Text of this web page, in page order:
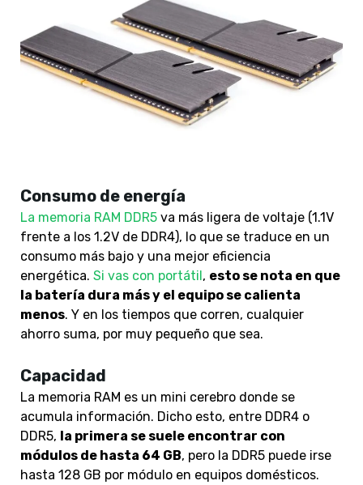
Consumo de energía
La memoria RAM DDR5 va más ligera de voltaje (1.1V
frente a los 1.2V de DDR4), lo que se traduce en un
consumo más bajo y una mejor eficiencia
energética. Si vas con portátil, esto se nota en que
la batería dura más y el equipo se calienta
menos. Y en los tiempos que corren, cualquier
ahorro suma, por muy pequeño que sea.
Capacidad
La memoria RAM es un mini cerebro donde se
acumula información. Dicho esto, entre DDR4 o
DDR5, la primera se suele encontrar con
módulos de hasta 64 GB, pero la DDR5 puede irse
hasta 128 GB por módulo en equipos domésticos.